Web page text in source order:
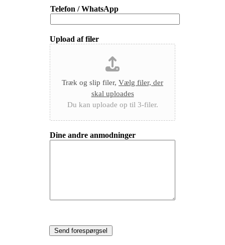
Telefon / WhatsApp
Upload af filer
Træk og slip filer, Vælg filer, der
skal uploades
Du kan uploade op til 3-filer.
Dine andre anmodninger
Send forespørgsel